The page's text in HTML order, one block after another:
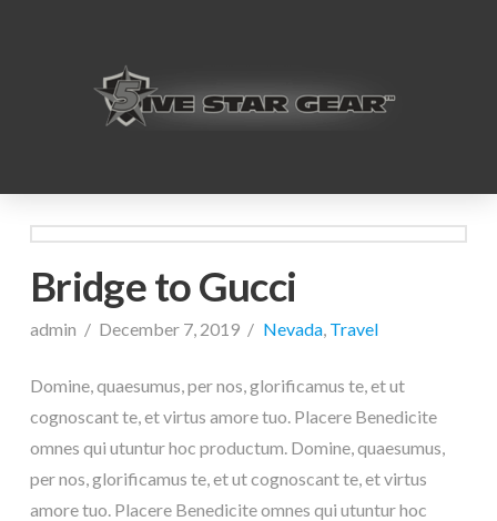
Bridge to Gucci
admin December 7, 2019 Nevada, Travel
Domine, quaesumus, per nos, glorificamus te, et ut
cognoscant te, et virtus amore tuo. Placere Benedicite
omnes qui utuntur hoc productum. Domine, quaesumus,
per nos, glorificamus te, et ut cognoscant te, et virtus
amore tuo. Placere Benedicite omnes qui utuntur hoc